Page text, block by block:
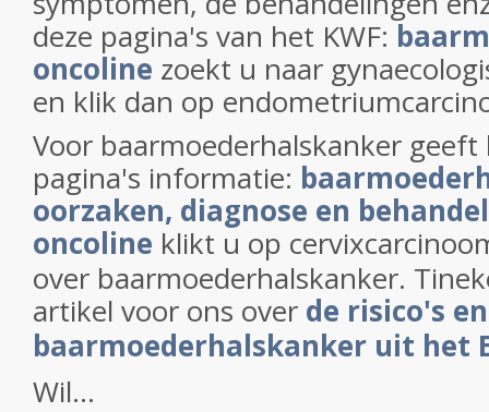
deze pagina's van het KWF:
oncoline zoekt u naar
en klik dan op
Voor baarmoederhalskanker geeft
pagina's informatie:
oorzaken, diagnose en
oncoline klikt u op
over baarmoederhalskanker.
artikel voor ons over de risico's
baarmoederhalskanker uit het
Wil...